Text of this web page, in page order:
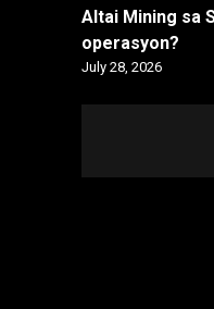
Altai Mining sa
operasyon?
July 28, 2026